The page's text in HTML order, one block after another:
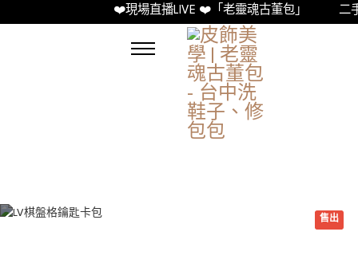
❤️現場直播LIVE ❤️「老靈魂古董包」 二